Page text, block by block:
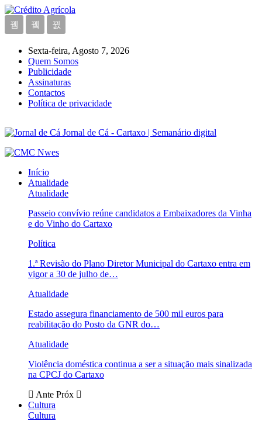
Sexta-feira, Agosto 7, 2026
Quem Somos
Publicidade
Assinaturas
Contactos
Política de privacidade
Jornal de Cá - Cartaxo | Semanário digital
Início
Atualidade
Atualidade
Passeio convívio reúne candidatos a Embaixadores da Vinha
e do Vinho do Cartaxo
Política
1.ª Revisão do Plano Diretor Municipal do Cartaxo entra em
vigor a 30 de julho de…
Atualidade
Estado assegura financiamento de 500 mil euros para
reabilitação do Posto da GNR do…
Atualidade
Violência doméstica continua a ser a situação mais sinalizada
na CPCJ do Cartaxo
Ante Próx
Cultura
Cultura